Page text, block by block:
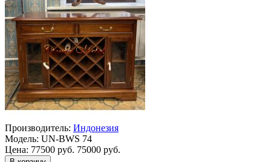
Производитель: Индонезия
Модель: UN-BWS 74
Цена: 77500 руб. 75000 руб.